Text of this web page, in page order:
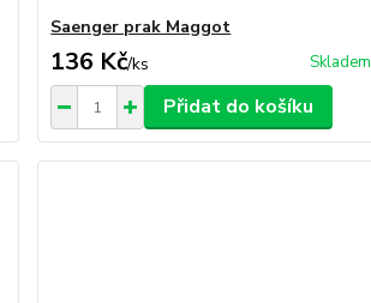
Saenger prak Maggot
136 Kč/ks Skladem
Přidat do košíku